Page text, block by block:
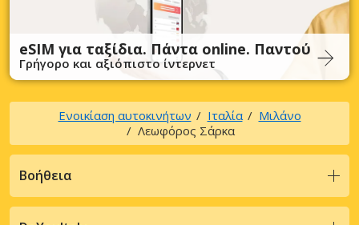
eSIM για ταξίδια. Πάντα online. Παντού
Γρήγορο και αξιόπιστο ίντερνετ
Ενοικίαση αυτοκινήτων Ιταλία
Μιλάνο
Λεωφόρος Σάρκα
Βοήθεια